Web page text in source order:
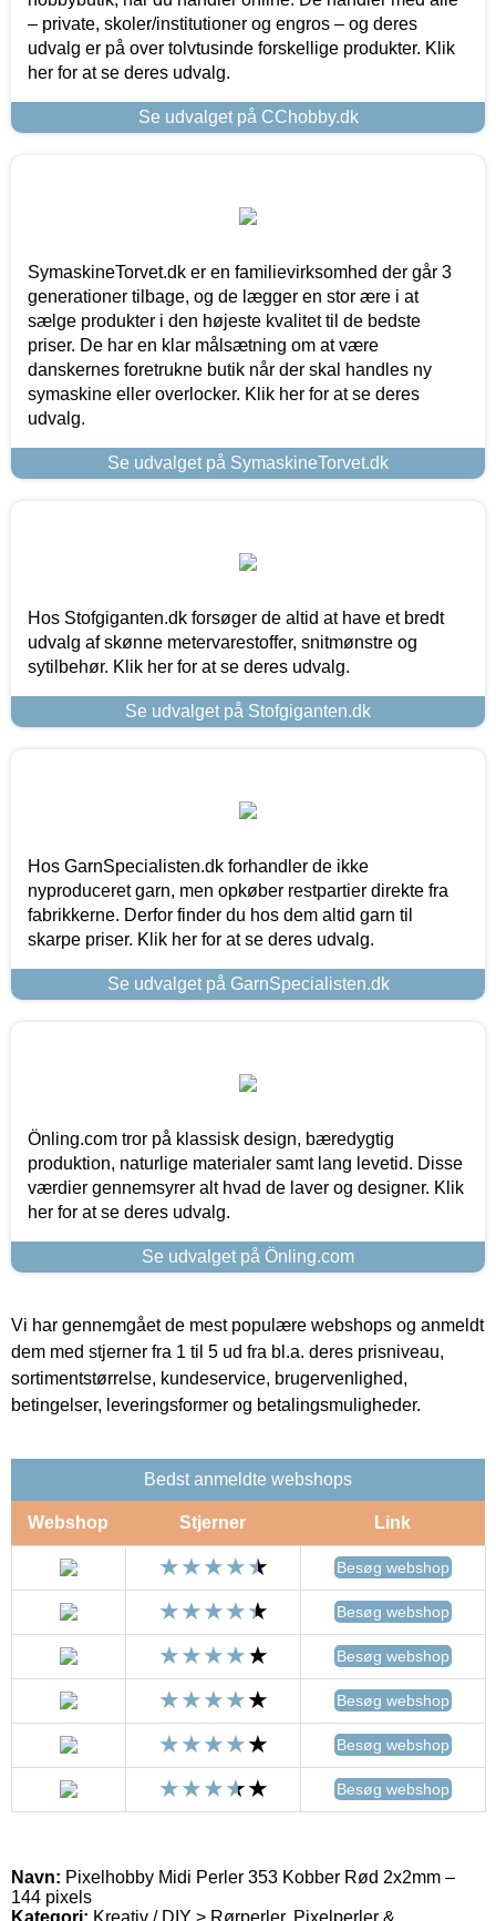
– private, skoler/institutioner og engros – og deres
udvalg er på over tolvtusinde forskellige produkter. Klik
her for at se deres udvalg.
Se udvalget på CChobby.dk
SymaskineTorvet.dk er en familievirksomhed der går 3
generationer tilbage, og de lægger en stor ære i at
sælge produkter i den højeste kvalitet til de bedste
priser. De har en klar målsætning om at være
danskernes foretrukne butik når der skal handles ny
symaskine eller overlocker. Klik her for at se deres
udvalg.
Se udvalget på SymaskineTorvet.dk
Hos Stofgiganten.dk forsøger de altid at have et bredt
udvalg af skønne metervarestoffer, snitmønstre og
sytilbehør. Klik her for at se deres udvalg.
Se udvalget på Stofgiganten.dk
Hos GarnSpecialisten.dk forhandler de ikke
nyproduceret garn, men opkøber restpartier direkte fra
fabrikkerne. Derfor finder du hos dem altid garn til
skarpe priser. Klik her for at se deres udvalg.
Se udvalget på GarnSpecialisten.dk
Önling.com tror på klassisk design, bæredygtig
produktion, naturlige materialer samt lang levetid. Disse
værdier gennemsyrer alt hvad de laver og designer. Klik
her for at se deres udvalg.
Se udvalget på Önling.com
Vi har gennemgået de mest populære webshops og anmeldt
dem med stjerner fra 1 til 5 ud fra bl.a. deres prisniveau,
sortimentstørrelse, kundeservice, brugervenlighed,
betingelser, leveringsformer og betalingsmuligheder.
Bedst anmeldte webshops
Webshop Stjerner Link
Besøg webshop
Besøg webshop
Besøg webshop
Besøg webshop
Besøg webshop
Besøg webshop
Navn: Pixelhobby Midi Perler 353 Kobber Rød 2x2mm –
144 pixels
Kategori: Kreativ / DIY > Rørperler, Pixelperler &